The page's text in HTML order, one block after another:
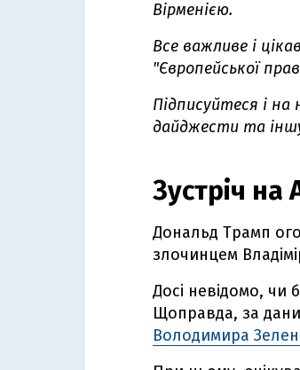
Вірменією.
Все важливе і
"Європейської
Підписуйтеся і на
дайджести та
Зустріч на
Дональд Трамп
злочинцем
Досі невідомо, чи
Щоправда, за
Володимира